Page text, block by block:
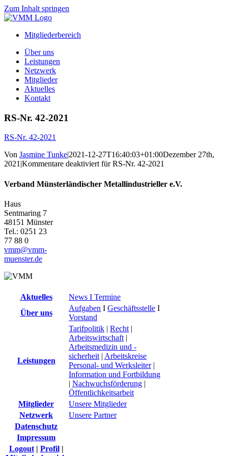
Zum Inhalt springen
Mitgliederbereich
Über uns
Leistungen
Netzwerk
Mitglieder
Aktuelles
Kontakt
RS-Nr. 42-2021
RS-Nr. 42-2021
Von Jasmine Tunke|2021-12-27T16:40:03+01:00Dezember 27th,
2021|Kommentare deaktiviertfür RS-Nr. 42-2021
Verband Münsterländischer Metallindustrieller e.V.
Haus
Sentmaring 7
48151 Münster
Tel.: 0251 23
77 88 0
vmm@vmm-
muenster.de
Aktuelles
News I Termine
Über uns
Aufgaben I Geschäftsstelle I
Vorstand
Leistungen
Tarifpolitik | Recht |
Arbeitswirtschaft |
Arbeitsmedizin und -
sicherheit | Arbeitskreise
Personal- und Werksleiter|
Information und Fortbildung
| Nachwuchsförderung |
Öffentlichkeitsarbeit
Mitglieder
Unsere Mitglieder
Netzwerk
Unsere Partner
Datenschutz
Impressum
Logout| Profil|